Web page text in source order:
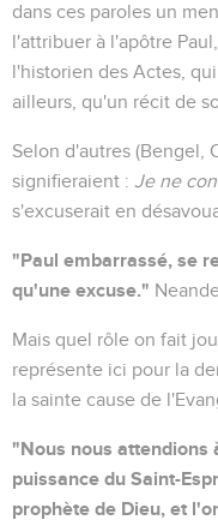
dans ces paroles un
l'attribuer à l'apôtre
l'historien des Actes,
ailleurs, qu'un récit de
Selon d'autres (Bengel,
signifieraient : Je ne
s'excuserait en
"Paul embarrassé, se
qu'une excuse."
Mais quel rôle on fait
représente ici pour la
la sainte cause de
"Nous nous attendions
puissance du Saint-
prophète de Dieu, et